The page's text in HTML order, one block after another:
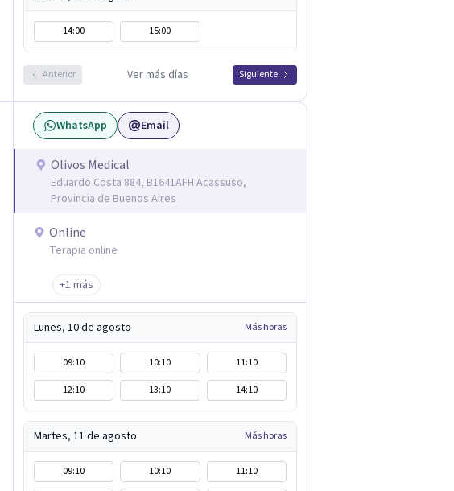
14:00 15:00
Anterior Ver más días Siguiente
WhatsApp Email
Olivos Medical
Eduardo Costa 884, B1641AFH Acassuso,
Provincia de Buenos Aires
Online
Terapia online
+1 más
Lunes, 10 de agosto Más horas
09:10 10:10
11:10
12:10
13:10 14:10
Martes, 11 de agosto Más horas
09:10 10:10
11:10